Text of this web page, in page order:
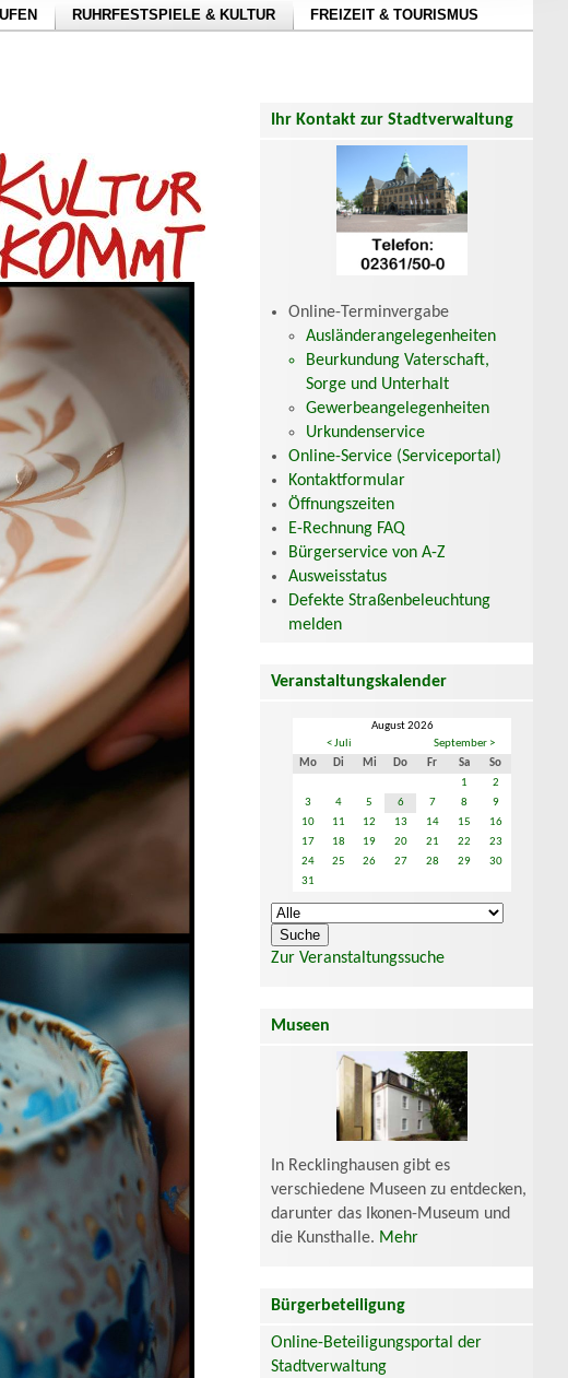
RUHRFESTSPIELE & KULTUR FREIZEIT & TOURISMUS
Ihr Kontakt zur Stadtverwaltung
Online-Terminvergabe
Ausländerangelegenheiten
Beurkundung Vaterschaft,
Sorge und Unterhalt
Gewerbeangelegenheiten
Urkundenservice
Online-Service (Serviceportal)
Kontaktformular
Öffnungszeiten
E-Rechnung FAQ
Bürgerservice von A-Z
Ausweisstatus
Defekte Straßenbeleuchtung
melden
Veranstaltungskalender
August 2026
< Juli
September >
Mo
Di Mi Do Fr Sa
So
1
2
3
4 5 6 7 8
9
10
11 12 13 14 15
16
17
18 19 20 21 22
23
24
25 26 27 28 29
30
31
Zur Veranstaltungssuche
Museen
In Recklinghausen gibt es
verschiedene Museen zu entdecken,
darunter das Ikonen-Museum und
die Kunsthalle. Mehr
Bürgerbeteiligung
Online-Beteiligungsportal der
Stadtverwaltung